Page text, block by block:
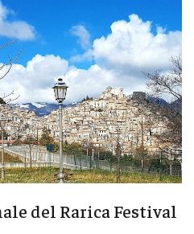
del Rarica Festival